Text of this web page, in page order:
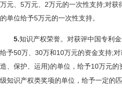
万元、5万元、2万元的一次性支持;对获
的单位给予5万元的一次性支持。
5.知识产权荣誉。对获评中国专利
给予50万、30万和10万元的资金支持;对
造、保护、运用)的单位，给予10万元
级知识产权类奖项的单位，给予一定的匹